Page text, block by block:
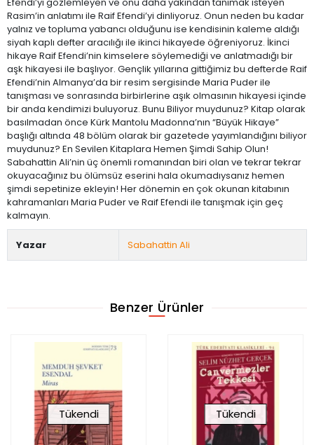
Rasim’in anlatımı ile Raif Efendi’yi dinliyoruz. Onun neden bu kadar
yalnız ve topluma yabancı olduğunu ise kendisinin kaleme aldığı
siyah kaplı defter aracılığı ile ikinci hikayede öğreniyoruz. İkinci
hikaye Raif Efendi’nin kimselere söylemediği ve anlatmadığı bir
aşk hikayesi ile başlıyor. Gençlik yıllarına gittiğimiz bu defterde Raif
Efendi’nin Almanya’da bir resim sergisinde Maria Puder ile
tanışması ve sonrasında birbirlerine aşık olmasının hikayesi içinde
bir anda kendimizi buluyoruz. Bunu Biliyor muydunuz? Kitap olarak
basılmadan önce Kürk Mantolu Madonna’nın “Büyük Hikaye”
başlığı altında 48 bölüm olarak bir gazetede yayımlandığını biliyor
muydunuz? En Sevilen Kitaplara Hemen Şimdi Sahip Olun!
Sabahattin Ali’nin üç önemli romanından biri olan ve tekrar tekrar
okuyacağınız bu ölümsüz eserini hala okumadıysanız hemen
şimdi sepetinize ekleyin! Her dönemin en çok okunan kitabının
kahramanları Maria Puder ve Raif Efendi ile tanışmak için geç
kalmayın.
Yazar Sabahattin Ali
Benzer Ürünler
Tükendi Tükendi